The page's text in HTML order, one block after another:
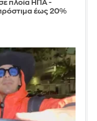
πλοία ΗΠΑ -
έως 20%